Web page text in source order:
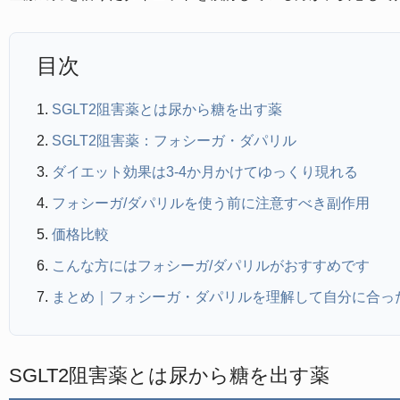
目次
SGLT2阻害薬とは尿から糖を出す薬
SGLT2阻害薬：フォシーガ・ダパリル
ダイエット効果は3-4か月かけてゆっくり現れる
フォシーガ/ダパリルを使う前に注意すべき副作用
価格比較
こんな方にはフォシーガ/ダパリルがおすすめです
まとめ｜フォシーガ・ダパリルを理解して自分に合っ
SGLT2阻害薬とは尿から糖を出す薬